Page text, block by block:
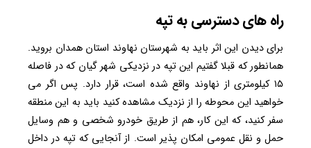
راه های دسترسی به تپه
برای دیدن این اثر باید به شهرستان نهاوند استان همدان بروید.
همانطور که قبلا گفتیم این تپه در نزدیکی شهر گیان که در فاصله
۱۵ کیلومتری از نهاوند واقع شده است، قرار دارد. پس اگر می
خواهید این محوطه را از نزدیک مشاهده کنید باید به این منطقه
سفر کنید، که این کار، هم از طریق خودرو شخصی و هم وسایل
حمل و نقل عمومی امکان پذیر است. از آنجایی که تپه در داخل